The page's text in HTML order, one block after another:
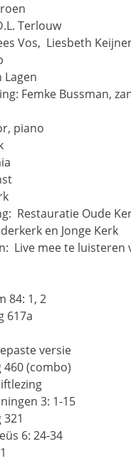
Terlouw
Vos, Liesbeth
Lagen
Femke Bussman,
piano
Restauratie Oude
en Jonge Kerk
Live mee te luisteren
84: 1, 2
617a
versie
(combo)
3: 1-15
6: 24-34